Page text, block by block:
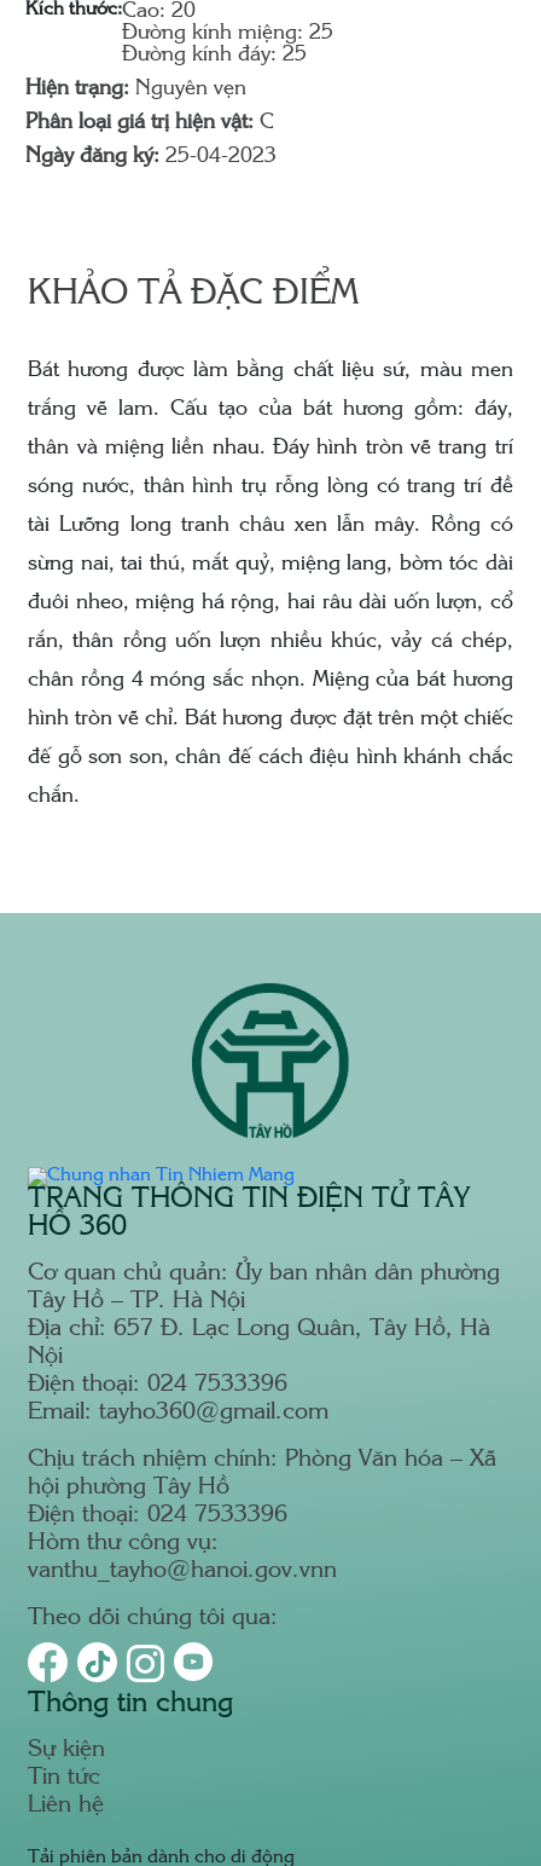
Kích thước:Cao: 20
Đường kính miệng: 25
Đường kính đáy: 25
Hiện trạng:Nguyên vẹn
Phân loại giá trị hiện vật:C
Ngày đăng ký:25-04-2023
KHẢO TẢ ĐẶC ĐIỂM
Bát hương được làm bằng chất liệu sứ, màu men
trắng vẽ lam. Cấu tạo của bát hương gồm: đáy,
thân và miệng liền nhau. Đáy hình tròn vẽ trang trí
sóng nước, thân hình trụ rỗng lòng có trang trí đề
tài Lưỡng long tranh châu xen lẫn mây. Rồng có
sừng nai, tai thú, mắt quỷ, miệng lang, bờm tóc dài
đuôi nheo, miệng há rộng, hai râu dài uốn lượn, cổ
rắn, thân rồng uốn lượn nhiều khúc, vảy cá chép,
chân rồng 4 móng sắc nhọn. Miệng của bát hương
hình tròn vẽ chỉ. Bát hương được đặt trên một chiếc
đế gỗ sơn son, chân đế cách điệu hình khánh chắc
chắn.
TRANG THÔNG TIN ĐIỆN TỬ TÂY
HỒ 360
Cơ quan chủ quản: Ủy ban nhân dân phường
Tây Hồ – TP. Hà Nội
Địa chỉ: 657 Đ. Lạc Long Quân, Tây Hồ, Hà
Nội
Điện thoại: 024 7533396
Email: tayho360@gmail.com
Chịu trách nhiệm chính: Phòng Văn hóa – Xã
hội phường Tây Hồ
Điện thoại: 024 7533396
Hòm thư công vụ:
vanthu_tayho@hanoi.gov.vnn
Theo dõi chúng tôi qua:
Thông tin chung
Sự kiện
Tin tức
Liên hệ
Tải phiên bản dành cho di động